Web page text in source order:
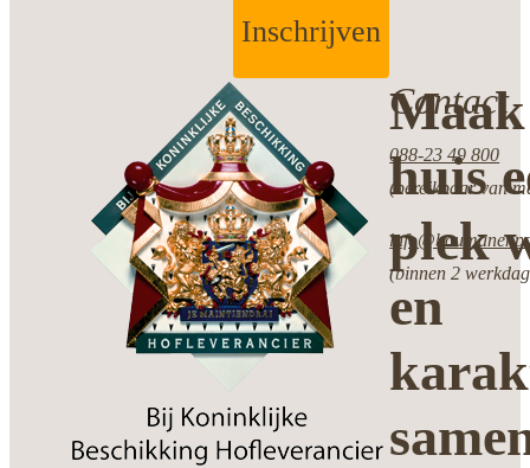
huis
plek
en
Inschrijven
Contact
088-23 49 800
(bereikbaar van
(binnen 2